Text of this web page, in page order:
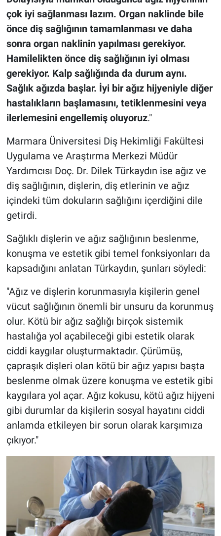
çok iyi sağlanması lazım. Organ naklinde bile
önce diş sağlığının tamamlanması ve daha
sonra organ naklinin yapılması gerekiyor.
Hamilelikten önce diş sağlığının iyi olması
gerekiyor. Kalp sağlığında da durum aynı.
Sağlık ağızda başlar. İyi bir ağız hijyeniyle diğer
hastalıkların başlamasını, tetiklenmesini veya
ilerlemesini engellemiş oluyoruz."
Marmara Üniversitesi Diş Hekimliği Fakültesi
Uygulama ve Araştırma Merkezi Müdür
Yardımcısı Doç. Dr. Dilek Türkaydın ise ağız ve
diş sağlığının, dişlerin, diş etlerinin ve ağız
içindeki tüm dokuların sağlığını içerdiğini dile
getirdi.
Sağlıklı dişlerin ve ağız sağlığının beslenme,
konuşma ve estetik gibi temel fonksiyonları da
kapsadığını anlatan Türkaydın, şunları söyledi:
"Ağız ve dişlerin korunmasıyla kişilerin genel
vücut sağlığının önemli bir unsuru da korunmuş
olur. Kötü bir ağız sağlığı birçok sistemik
hastalığa yol açabileceği gibi estetik olarak
ciddi kaygılar oluşturmaktadır. Çürümüş,
çapraşık dişleri olan kötü bir ağız yapısı başta
beslenme olmak üzere konuşma ve estetik gibi
kaygılara yol açar. Ağız kokusu, kötü ağız hijyeni
gibi durumlar da kişilerin sosyal hayatını ciddi
anlamda etkileyen bir sorun olarak karşımıza
çıkıyor."